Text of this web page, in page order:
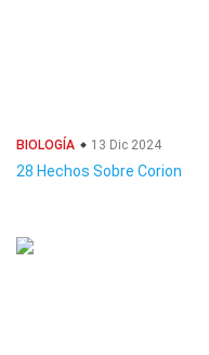
BIOLOGÍA 13 Dic 2024
28 Hechos Sobre Corion